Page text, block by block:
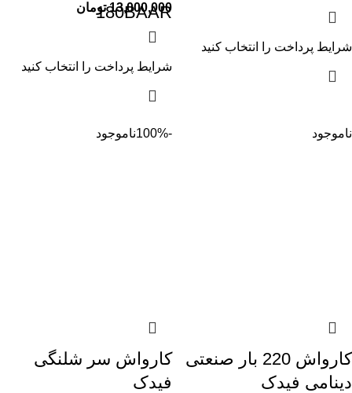
شرایط پرداخت را انتخاب کنید
180BAAR
13,000,000 تومان
شرایط پرداخت را انتخاب کنید
ناموجود
کارواش 220 بار صنعتی
دینامی فیدک
-100% ناموجود
کارواش سر شلنگی
فیدک